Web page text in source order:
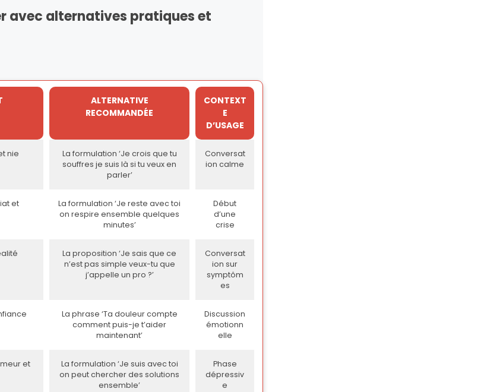
avec alternatives pratiques et
ALTERNATIVE
RECOMMANDÉE
CONTEXT
E
D’USAGE
nie
La formulation ‘Je crois que tu
souffres je suis là si tu veux en
parler’
Conversat
ion calme
et
La formulation ‘Je reste avec toi
on respire ensemble quelques
minutes’
Début
d’une
crise
La proposition ‘Je sais que ce
n’est pas simple veux-tu que
j’appelle un pro ?’
Conversat
ion sur
symptôm
es
La phrase ‘Ta douleur compte
comment puis-je t’aider
maintenant’
Discussion
émotionn
elle
et
La formulation ‘Je suis avec toi
on peut chercher des solutions
ensemble’
Phase
dépressiv
e